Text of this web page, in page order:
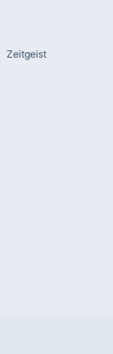
Zeitgeist